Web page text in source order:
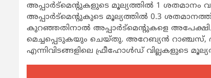
അപ്പാര്‍ട്‌മെന്റുകളുടെ മൂല്യത്തില്‍ 1 ശതമാനം
അപ്പാര്‍ട്‌മെന്റുകുടെ മൂല്യത്തില്‍ 0.3
കുറഞ്ഞതിനാല്‍ അപ്പാര്‍ട്‌മെന്റുകളെ
മെച്ചപ്പെടുകയും ചെയ്തു. അറേബ്യന്‍
എന്നിവിടങ്ങളിലെ ഫ്രീഹോള്‍ഡ് വില്ലകളുടെ